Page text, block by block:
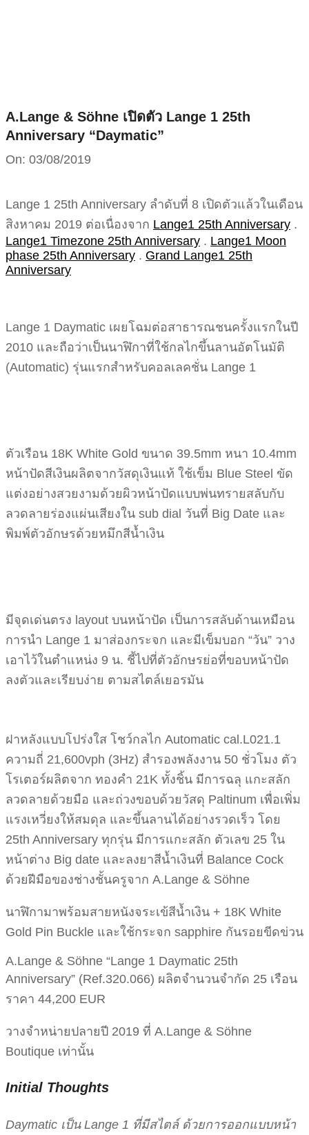
A.Lange & Söhne เปิดตัว Lange 1 25th
Anniversary “Daymatic”
On: 03/08/2019
Lange 1 25th Anniversary ลำดับที่ 8 เปิดตัวแล้วในเดือน
สิงหาคม 2019 ต่อเนื่องจาก Lange1 25th Anniversary .
Lange1 Timezone 25th Anniversary . Lange1 Moon
phase 25th Anniversary . Grand Lange1 25th
Anniversary
Lange 1 Daymatic เผยโฉมต่อสาธารณชนครั้งแรกในปี
2010 และถือว่าเป็นนาฬิกาที่ใช้กลไกขึ้นลานอัตโนมัติ
(Automatic) รุ่นแรกสำหรับคอลเลคชั่น Lange 1
ตัวเรือน 18K White Gold ขนาด 39.5mm หนา 10.4mm
หน้าปัดสีเงินผลิตจากวัสดุเงินแท้ ใช้เข็ม Blue Steel ขัด
แต่งอย่างสวยงามด้วยผิวหน้าปัดแบบพ่นทรายสลับกับ
ลวดลายร่องแผ่นเสียงใน sub dial วันที่ Big Date และ
พิมพ์ตัวอักษรด้วยหมึกสีน้ำเงิน
มีจุดเด่นตรง layout บนหน้าปัด เป็นการสลับด้านเหมือน
การนำ Lange 1 มาส่องกระจก และมีเข็มบอก “วัน” วาง
เอาไว้ในตำแหน่ง 9 น. ชี้ไปที่ตัวอักษรย่อที่ขอบหน้าปัด
ลงตัวและเรียบง่าย ตามสไตล์เยอรมัน
ฝาหลังแบบโปร่งใส โชว์กลไก Automatic cal.L021.1
ความถี่ 21,600vph (3Hz) สำรองพลังงาน 50 ชั่วโมง ตัว
โรเตอร์ผลิตจาก ทองคำ 21K ทั้งชิ้น มีการฉลุ แกะสลัก
ลวดลายด้วยมือ และถ่วงขอบด้วยวัสดุ Paltinum เพื่อเพิ่ม
แรงเหวี่ยงให้สมดุล และขึ้นลานได้อย่างรวดเร็ว โดย
25th Anniversary ทุกรุ่น มีการแกะสลัก ตัวเลข 25 ใน
หน้าต่าง Big date และลงยาสีน้ำเงินที่ Balance Cock
ด้วยฝีมือของช่างชั้นครูจาก A.Lange & Söhne
นาฬิกามาพร้อมสายหนังจระเข้สีน้ำเงิน + 18K White
Gold Pin Buckle และใช้กระจก sapphire กันรอยขีดข่วน
A.Lange & Söhne “Lange 1 Daymatic 25th
Anniversary” (Ref.320.066) ผลิตจำนวนจำกัด 25 เรือน
ราคา 44,200 EUR
วางจำหน่ายปลายปี 2019 ที่ A.Lange & Söhne
Boutique เท่านั้น
Initial Thoughts
Daymatic เป็น Lange 1 ที่มีสไตล์ ด้วยการออกแบบหน้า